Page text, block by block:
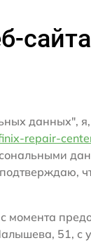
сайта
данных",
repair-
момента
51, с